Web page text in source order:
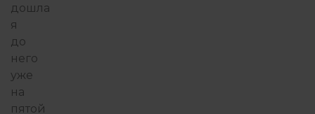
дошла
я
до
него
уже
на
пятой